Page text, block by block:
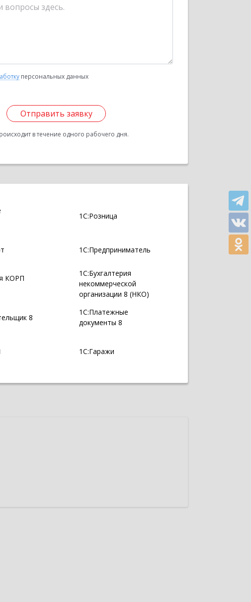
персональных данных
Отправить заявку
в течение одного рабочего дня.
1С:Розница
1С:Предприниматель
КОРП
1С:Бухгалтерия
некоммерческой
организации 8 (НКО)
8
1С:Платежные
документы 8
1С:Гаражи